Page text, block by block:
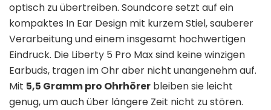
optisch zu übertreiben. Soundcore setzt auf ein
kompaktes In Ear Design mit kurzem Stiel, sauberer
Verarbeitung und einem insgesamt hochwertigen
Eindruck. Die Liberty 5 Pro Max sind keine winzigen
Earbuds, tragen im Ohr aber nicht unangenehm auf.
Mit 5,5 Gramm pro Ohrhörer bleiben sie leicht
genug, um auch über längere Zeit nicht zu stören.